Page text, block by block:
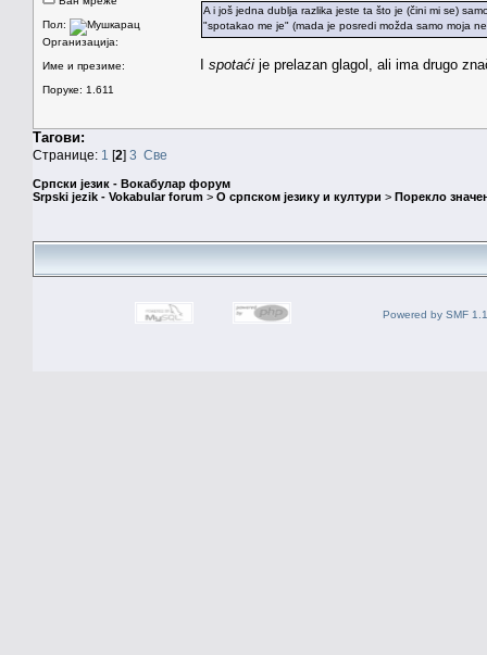
Пол:
Организација:
Име и презиме:
Поруке: 1.611
A i još jedna dublja razlika jeste ta što je (čini mi se)
"spotakao me je" (mada je posredi možda samo moja
I spotaći je prelazan glagol, ali ima drugo
Тагови:
Странице: 1 [2] 3 Све
Српски језик - Вокабулар форум
Srpski jezik - Vokabular forum > О српском језику и култури > Порекло
Powered by SMF